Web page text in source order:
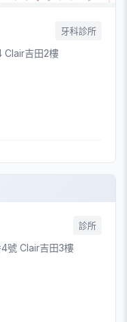
牙科診所
Clair吉田2樓
診所
號 Clair吉田3樓